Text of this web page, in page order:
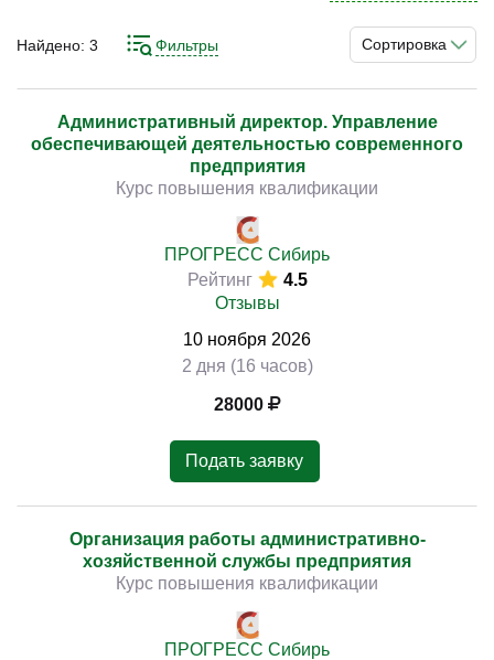
которые стремятся повысить квалификацию и
эффективно работать в сфере АХО. Понимание
принципов организации работы, снабжения и
управления ресурсами позволяет выстраивать
стабильную систему и обеспечивать устойчивые
Изучение принципов организации административно-
хозяйственной работы, взаимодействия с
поставщиками, контроля расходов, обеспечения офиса
и анализа процессов позволяет выстроить
последовательную систему работы. Практическая
направленность подготовки способствует применению
Сортировка
Найдено: 3 Фильтры
Административный директор. Управление
обеспечивающей деятельностью современного
предприятия
Курс повышения квалификации
ПРОГРЕСС Сибирь
Рейтинг
4.5
Отзывы
10 ноября 2026
2 дня (16 часов)
28000
Подать заявку
Организация работы административно-
хозяйственной службы предприятия
Курс повышения квалификации
ПРОГРЕСС Сибирь